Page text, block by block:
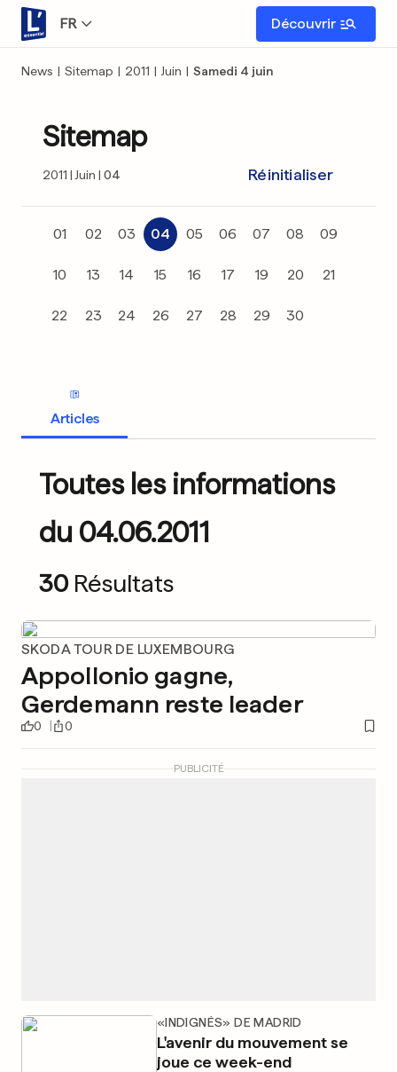
FR Découvrir
News | Sitemap | 2011 | Juin | Samedi 4 juin
Sitemap
2011 Juin 04 Réinitialiser
01 02 03 04 05 06 07 08 09
10 13 14 15 16 17 19 20 21
22 23 24 26 27 28 29 30
Articles
Toutes les informations
du 04.06.2011
30 Résultats
SKODA TOUR DE LUXEMBOURG
Appollonio gagne,
Gerdemann reste leader
0 0
«INDIGNÉS» DE MADRID
L'avenir du mouvement se
joue ce week-end
PUBLICITÉ